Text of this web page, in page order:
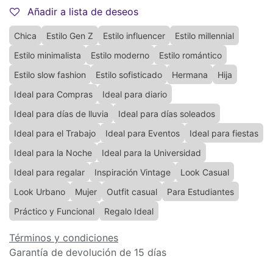
Añadir a lista de deseos
Chica Estilo Gen Z Estilo influencer
Estilo millennial
Estilo minimalista
Estilo moderno
Estilo romántico
Estilo slow fashion
Estilo sofisticado Hermana
Hija
Ideal para Compras
Ideal para diario
Ideal para días de lluvia
Ideal para días soleados
Ideal para el Trabajo
Ideal para Eventos
Ideal para fiestas
Ideal para la Noche
Ideal para la Universidad
Ideal para regalar
Inspiración Vintage
Look Casual
Look Urbano
Mujer Outfit casual
Para Estudiantes
Práctico y Funcional
Regalo Ideal
Términos y condiciones
Garantía de devolución de 15 días